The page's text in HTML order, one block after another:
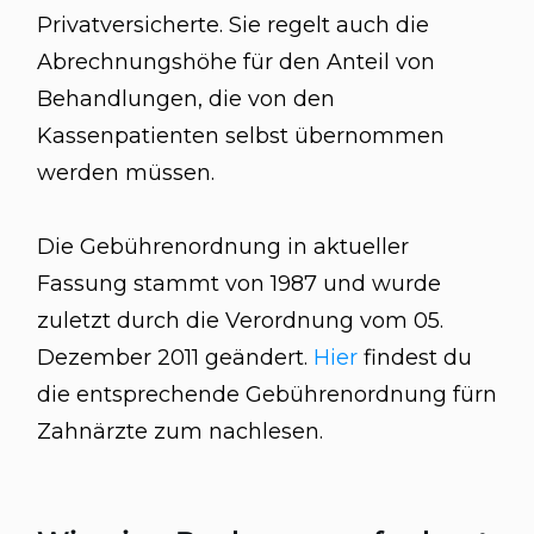
Privatversicherte. Sie regelt auch die
Abrechnungshöhe für den Anteil von
Behandlungen, die von den
Kassenpatienten selbst übernommen
werden müssen.
Die Gebührenordnung in aktueller
Fassung stammt von 1987 und wurde
zuletzt durch die Verordnung vom 05.
Dezember 2011 geändert. Hierfindest du
die entsprechende Gebührenordnung fürn
Zahnärzte zum nachlesen.